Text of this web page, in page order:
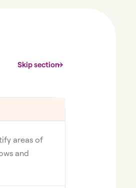
Skip section
areas of
and